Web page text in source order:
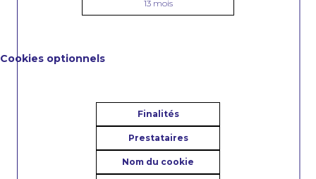
13 mois
Cookies optionnels
Finalités
Prestataires
Nom du cookie